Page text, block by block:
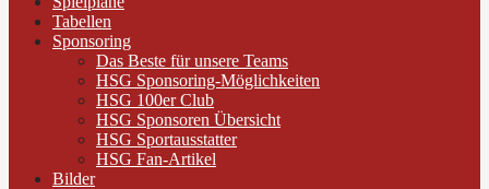
Tabellen
Sponsoring
Das Beste für unsere Teams
HSG Sponsoring-Möglichkeiten
HSG 100er Club
HSG Sponsoren Übersicht
HSG Sportausstatter
HSG Fan-Artikel
Bilder